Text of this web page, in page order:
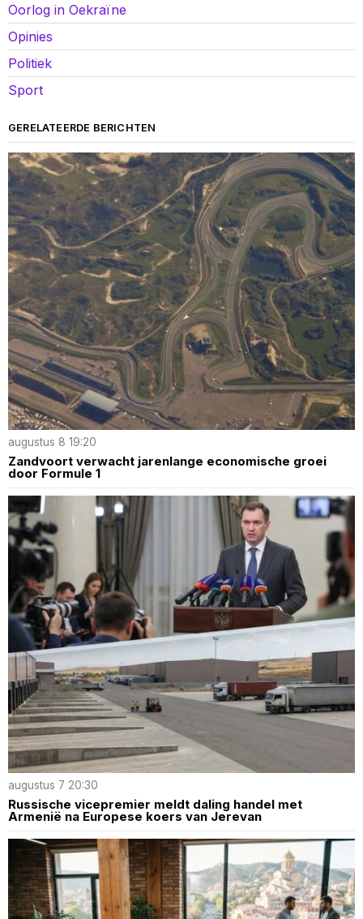
Oorlog in Oekraïne
Opinies
Politiek
Sport
GERELATEERDE BERICHTEN
augustus 8 19:20
Zandvoort verwacht jarenlange economische groei
door Formule 1
augustus 7 20:30
Russische vicepremier meldt daling handel met
Armenië na Europese koers van Jerevan